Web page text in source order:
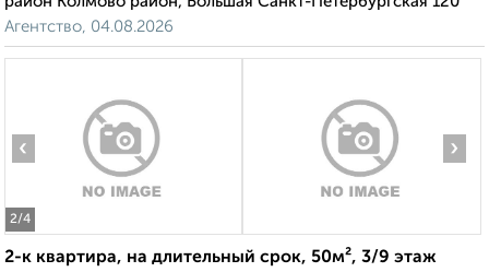
Агентство, 04.08.2026
2/4
‹ ›
2-к квартира, на длительный срок, 50м², 3/9 этаж